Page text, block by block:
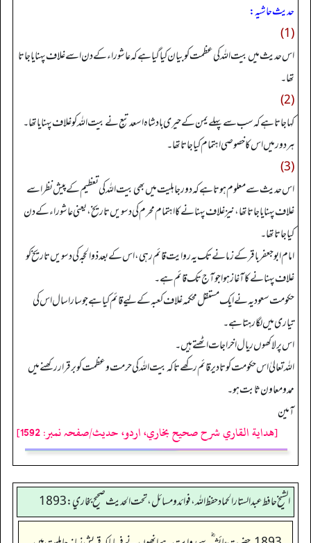
حدیث حاشیہ:
(1)
اس حدیث میں بیت اللہ کی عظمت کو بیان کیا گیا ہے کہ عاشوراء کے دن اسے غلاف پہنایا جاتا
تھا۔
(2)
کہا جاتا ہے کہ سب سے پہلے یمن کے حیری بادشاہ اسعد تبع نے بیت اللہ کو غلاف پہنایا تھا۔
ہر دور میں اس کا خصوصی اہتمام کیا جاتا تھا۔
(3)
اس حدیث سے معلوم ہوتا ہے کہ دور جاہلیت میں بھی بیت اللہ کی تعظیم کے پیش نظر اسے
غلاف پہنایا جاتا تھا، نیز غلاف پہنانے کا اہتمام محرم کی دسویں تاریخ، یعنی عاشوراء کے دن
کیا جاتا تھا۔
امام ابو جعفر باقر کے زمانے تک یہ روایت قائم رہی، اس کے بعد ذوالحجہ کی دسویں تاریخ کو
غلاف پہنانے کا آغاز ہوا جو آج تک قائم ہے۔
حکومت سعودیہ نے ایک مستقل محکمہ غلاف کعبہ کے لیے قائم کیا ہے جو سارا سال اس کی
تیاری میں لگا رہتا ہے۔
اس پر لاکھوں ریال اخراجات اٹھتے ہیں۔
اللہ تعالیٰ اس حکومت کو تادیر قائم رکھے تاکہ بیت اللہ کی حرمت و عظمت کو برقرار رکھنے میں
ممدومعاون ثابت ہو۔
آمین
[هداية القاري شرح صحيح بخاري، اردو، حدیث/صفحہ نمبر: 1592]
الشيخ حافط عبدالستار الحماد حفظ الله، فوائد و مسائل، تحت الحديث صحيح بخاري:1893